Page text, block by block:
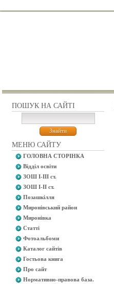
ПОШУК НА САЙТІ
МЕНЮ САЙТУ
ГОЛОВНА СТОРІНКА
Відділ освіти
ЗОШ І-ІІІ ст.
ЗОШ І-ІІ ст.
Позашкілля
Миронівський район
Миронівка
Статті
Фотоальбоми
Каталог сайтів
Гостьова книга
Про сайт
Нормативно-правова база.